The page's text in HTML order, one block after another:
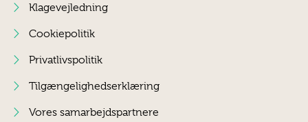
Klagevejledning
Cookiepolitik
Privatlivspolitik
Tilgængelighedserklæring
Vores samarbejdspartnere